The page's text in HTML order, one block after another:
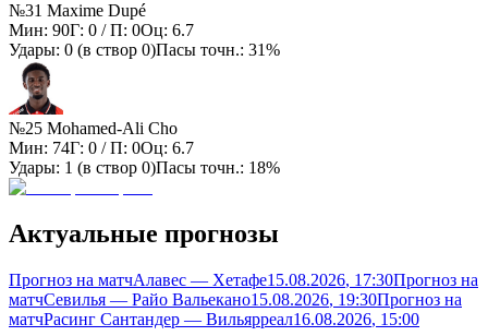
№31 Maxime Dupé
Мин: 90Г: 0 / П: 0Оц: 6.7
Удары: 0 (в створ 0)Пасы точн.: 31%
№25 Mohamed-Ali Cho
Мин: 74Г: 0 / П: 0Оц: 6.7
Удары: 1 (в створ 0)Пасы точн.: 18%
Актуальные прогнозы
Прогноз на матчАлавес — Хетафе15.08.2026, 17:30Прогноз на
матчСевилья — Райо Вальекано15.08.2026, 19:30Прогноз на
матчРасинг Сантандер — Вильярреал16.08.2026, 15:00